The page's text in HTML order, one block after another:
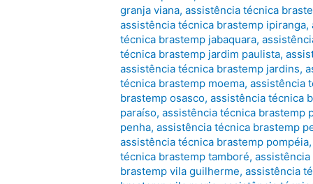
granja viana,assistência técnica
assistência técnica brastemp ipiranga,
técnica brastemp jabaquara,
técnica brastemp jardim paulista,
assistência técnica brastemp jardins,
técnica brastemp moema,assistência
brastemp osasco,assistência técnica
paraíso,assistência técnica brastemp
penha,assistência técnica brastemp
assistência técnica brastemp pompéia
técnica brastemp tamboré,
brastemp vila guilherme,assistência